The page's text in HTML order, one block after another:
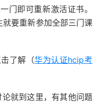
门即可重新激活证书。
要重新参加全部三门课
了解（华为认证hcip考
就到这里，有其他问题